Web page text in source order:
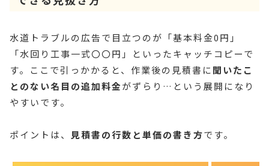
水道トラブルの広告で目立つのが「基本料金0円」
「水回り工事一式〇〇円」といったキャッチコピーで
す。ここで引っかかると、作業後の見積書に聞いたこ
とのない名目の追加料金がずらり…という展開になり
やすいです。
ポイントは、 見積書の行数と単価の書き方です。